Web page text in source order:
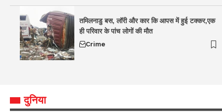
तमिलनाडु बस, लॉरी और कार कि आपस में हुई टक्कर,एक
ही परिवार के पांच लोगों की मौत
Crime
दुनिया